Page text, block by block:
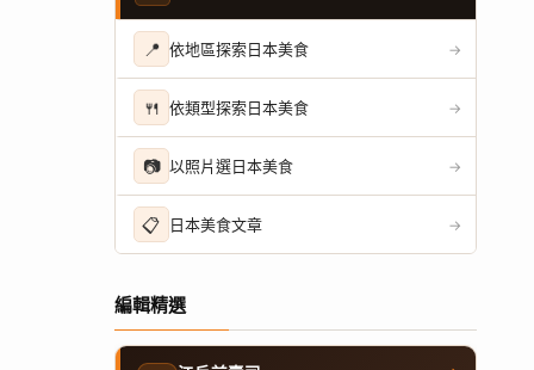
📍 依地區探索日本美食 →
🍴 依類型探索日本美食 →
📷 以照片選日本美食 →
📋 日本美食文章 →
編輯精選